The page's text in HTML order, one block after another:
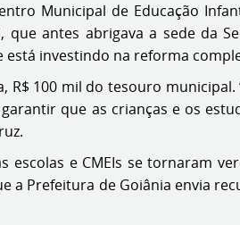
Municipal de Educação
antes abrigava a sede da
investindo na reforma
100 mil do tesouro
que as crianças e os
escolas e CMEIs se tornaram
a Prefeitura de Goiânia envia